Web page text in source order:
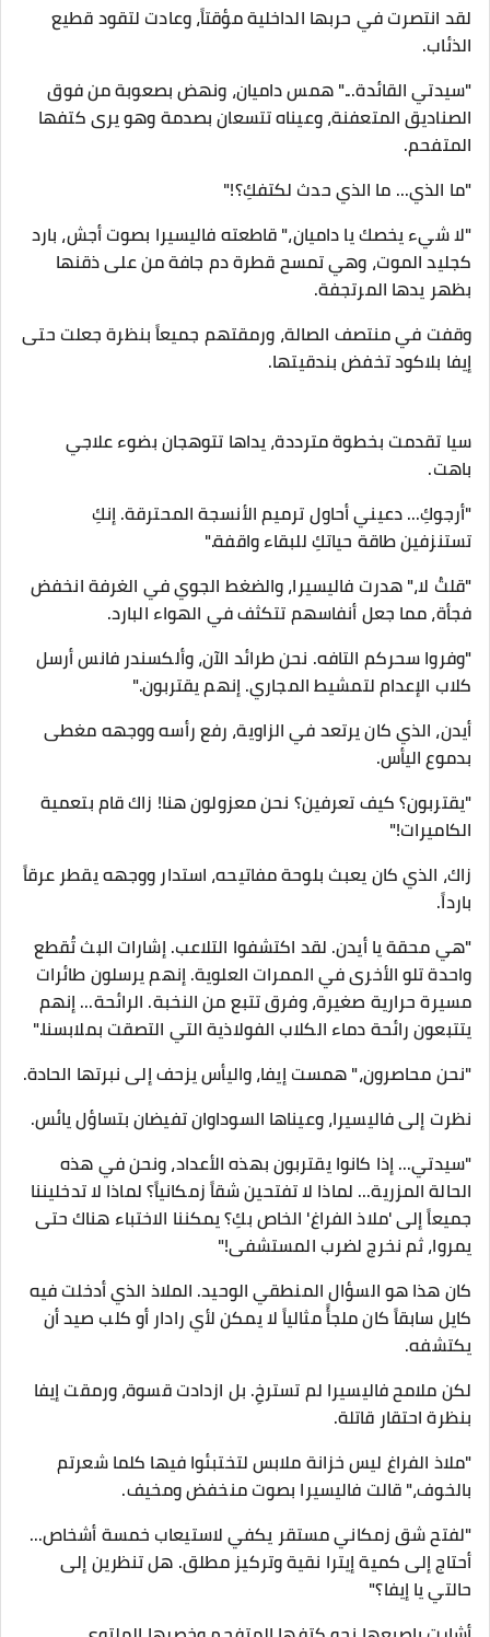
لقد انتصرت في حربها الداخلية مؤقتاً، وعادت لتقود قطيع
الذئاب.
​"سيدتي القائدة..." همس داميان، ونهض بصعوبة من فوق
الصناديق المتعفنة، وعيناه تتسعان بصدمة وهو يرى كتفها
المتفحم.
"ما الذي... ما الذي حدث لكتفكِ؟!"
​"لا شيء يخصك يا داميان،" قاطعته فاليسيرا بصوت أجش، بارد
كجليد الموت، وهي تمسح قطرة دم جافة من على ذقنها
بظهر يدها المرتجفة.
وقفت في منتصف الصالة، ورمقتهم جميعاً بنظرة جعلت حتى
إيفا بلاكود تخفض بندقيتها.
​سيا تقدمت بخطوة مترددة، يداها تتوهجان بضوء علاجي
باهت.
"أرجوكِ... دعيني أحاول ترميم الأنسجة المحترقة. إنكِ
تستنزفين طاقة حياتكِ للبقاء واقفة."
​"قلتُ لا،" هدرت فاليسيرا، والضغط الجوي في الغرفة انخفض
فجأة، مما جعل أنفاسهم تتكثف في الهواء البارد.
"وفروا سحركم التافه. نحن طرائد الآن، وألكسندر فانس أرسل
كلاب الإعدام لتمشيط المجاري. إنهم يقتربون."
​أيدن، الذي كان يرتعد في الزاوية، رفع رأسه ووجهه مغطى
بدموع اليأس.
"يقتربون؟ كيف تعرفين؟ نحن معزولون هنا! زاك قام بتعمية
الكاميرات!"
​زاك، الذي كان يعبث بلوحة مفاتيحه، استدار ووجهه يقطر عرقاً
بارداً.
"هي محقة يا أيدن. لقد اكتشفوا التلاعب. إشارات البث تُقطع
واحدة تلو الأخرى في الممرات العلوية. إنهم يرسلون طائرات
مسيرة حرارية صغيرة، وفرق تتبع من النخبة. الرائحة... إنهم
يتتبعون رائحة دماء الكلاب الفولاذية التي التصقت بملابسنا."
​"نحن محاصرون،" همست إيفا، واليأس يزحف إلى نبرتها الحادة.
نظرت إلى فاليسيرا، وعيناها السوداوان تفيضان بتساؤل يائس.
"سيدتي... إذا كانوا يقتربون بهذه الأعداد، ونحن في هذه
الحالة المزرية... لماذا لا تفتحين شقاً زمكانياً؟ لماذا لا تدخليننا
جميعاً إلى 'ملاذ الفراغ' الخاص بكِ؟ يمكننا الاختباء هناك حتى
يمروا، ثم نخرج لضرب المستشفى!"
​كان هذا هو السؤال المنطقي الوحيد. الملاذ الذي أدخلت فيه
كايل سابقاً كان ملجأً مثالياً لا يمكن لأي رادار أو كلب صيد أن
يكتشفه.
​لكن ملامح فاليسيرا لم تسترخِ. بل ازدادت قسوة، ورمقت إيفا
بنظرة احتقار قاتلة.
​"ملاذ الفراغ ليس خزانة ملابس لتختبئوا فيها كلما شعرتم
بالخوف،" قالت فاليسيرا بصوت منخفض ومخيف.
"لفتح شق زمكاني مستقر يكفي لاستيعاب خمسة أشخاص...
أحتاج إلى كمية إيترا نقية وتركيز مطلق. هل تنظرين إلى
حالتي يا إيفا؟"